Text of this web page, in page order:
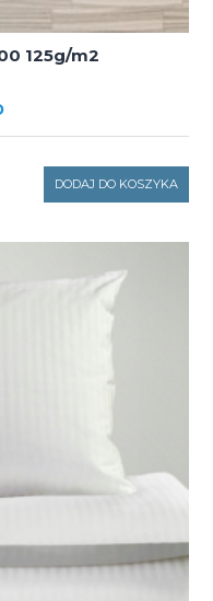
125g/m2
Current
price
10,00 zł.DODAJ DO KOSZYKA